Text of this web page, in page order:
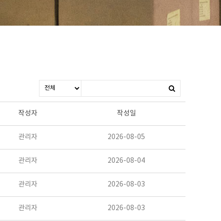
작성자 작성일
관리자 2026-08-05
관리자 2026-08-04
관리자 2026-08-03
관리자 2026-08-03